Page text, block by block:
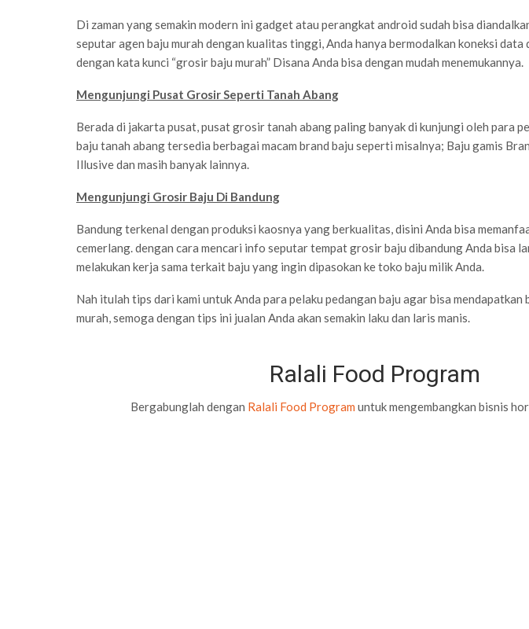
Di zaman yang semakin modern ini gadget atau perangkat android sudah bisa
seputar agen baju murah dengan kualitas tinggi, Anda hanya bermodalkan koneksi
dengan kata kunci “grosir baju murah” Disana Anda bisa dengan mudah menemukannya.
Mengunjungi Pusat Grosir Seperti Tanah Abang
Berada di jakarta pusat, pusat grosir tanah abang paling banyak di kunjungi oleh para
baju tanah abang tersedia berbagai macam brand baju seperti misalnya; Baju gamis
Illusive dan masih banyak lainnya.
Mengunjungi Grosir Baju Di Bandung
Bandung terkenal dengan produksi kaosnya yang berkualitas, disini Anda bisa
cemerlang. dengan cara mencari info seputar tempat grosir baju dibandung Anda bisa
melakukan kerja sama terkait baju yang ingin dipasokan ke toko baju milik Anda.
Nah itulah tips dari kami untuk Anda para pelaku pedangan baju agar bisa
murah, semoga dengan tips ini jualan Anda akan semakin laku dan laris manis.
Ralali Food Program
Bergabunglah dengan Ralali Food Program untuk mengembangkan bisnis